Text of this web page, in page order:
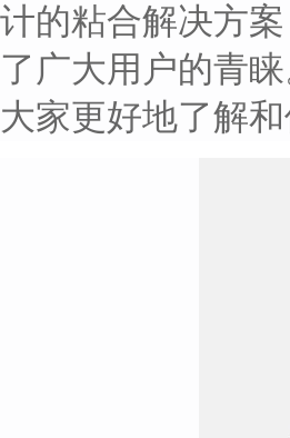
计的粘合解决方
了广大用户的青
大家更好地了解和